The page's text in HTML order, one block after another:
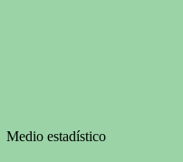
Medio estadístico